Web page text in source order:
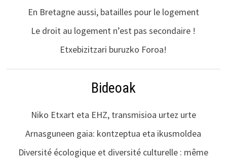
En Bretagne aussi, batailles pour le logement
Le droit au logement n’est pas secondaire !
Etxebizitzari buruzko Foroa!
Bideoak
Niko Etxart eta EHZ, transmisioa urtez urte
Arnasguneen gaia: kontzeptua eta ikusmoldea
Diversité écologique et diversité culturelle : même